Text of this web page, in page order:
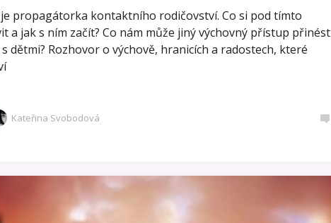
propagátorka kontaktního rodičovství. Co si pod tímto
a jak s ním začít? Co nám může jiný výchovný přístup přinést
dětmi? Rozhovor o výchově, hranicích a radostech, které
Kateřina Svobodová